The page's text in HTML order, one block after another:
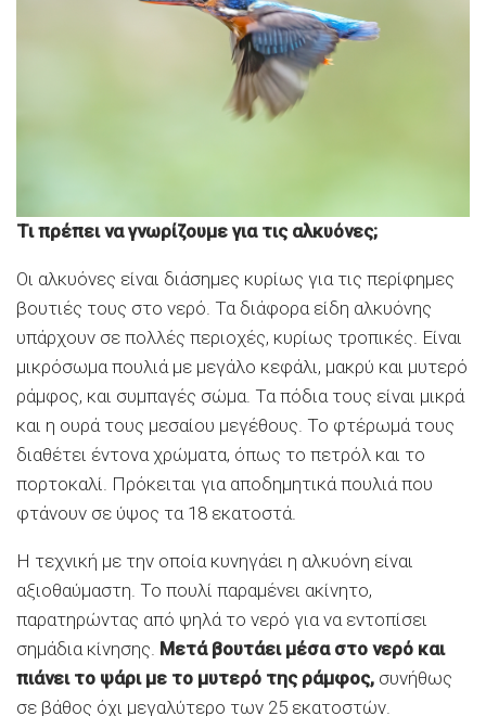
Τι πρέπει να γνωρίζουμε για τις αλκυόνες;
Οι αλκυόνες είναι διάσημες κυρίως για τις περίφημες
βουτιές τους στο νερό. Τα διάφορα είδη αλκυόνης
υπάρχουν σε πολλές περιοχές, κυρίως τροπικές. Είναι
μικρόσωμα πουλιά με μεγάλο κεφάλι, μακρύ και μυτερό
ράμφος, και συμπαγές σώμα. Τα πόδια τους είναι μικρά
και η ουρά τους μεσαίου μεγέθους. Το φτέρωμά τους
διαθέτει έντονα χρώματα, όπως το πετρόλ και το
πορτοκαλί. Πρόκειται για αποδημητικά πουλιά που
φτάνουν σε ύψος τα 18 εκατοστά.
Η τεχνική με την οποία κυνηγάει η αλκυόνη είναι
αξιοθαύμαστη. Το πουλί παραμένει ακίνητο,
παρατηρώντας από ψηλά το νερό για να εντοπίσει
σημάδια κίνησης. Μετά βουτάει μέσα στο νερό και
πιάνει το ψάρι με το μυτερό της ράμφος, συνήθως
σε βάθος όχι μεγαλύτερο των 25 εκατοστών.